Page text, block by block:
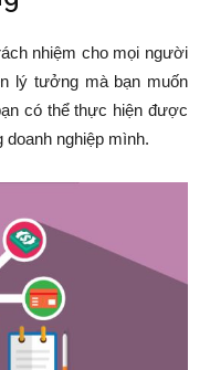
nhiệm cho mọi người
lý tưởng mà bạn muốn
có thể thực hiện được
doanh nghiệp mình.